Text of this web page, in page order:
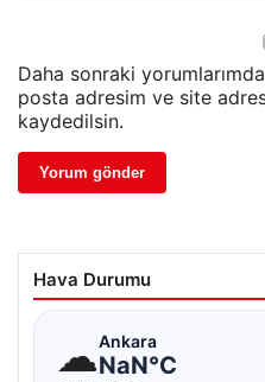
Daha sonraki
posta adresim ve site
kaydedilsin.
Hava Durumu
☁Ankara
NaN°C